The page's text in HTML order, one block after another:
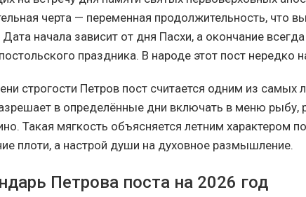
черта — переменная продолжительность, что
Дата начала зависит от дня Пасхи, а окончание
праздника. В народе этот пост нередко
строгости Петров пост считается одним из самых
в определённые дни включать в меню рыбу,
Такая мягкость объясняется летним характером
плоти, а настрой души на духовное размышление.
Петрова поста на 2026 год